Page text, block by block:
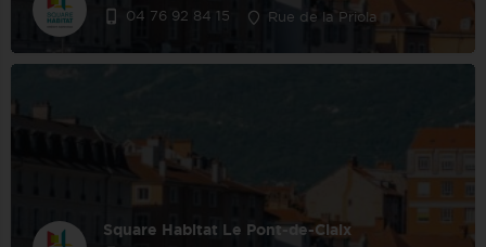
04 76 92 84 15 Rue de la Priola
Square Habitat Le Pont-de-Claix